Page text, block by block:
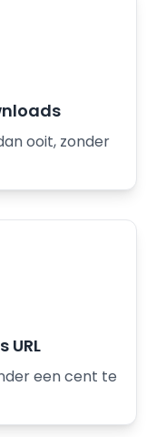
ooit, zonder
een cent te